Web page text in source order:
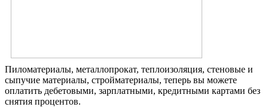
Пиломатериалы, металлопрокат, теплоизоляция, стеновые и
сыпучие материалы, стройматериалы, теперь вы можете
оплатить дебетовыми, зарплатными, кредитными картами без
снятия процентов.